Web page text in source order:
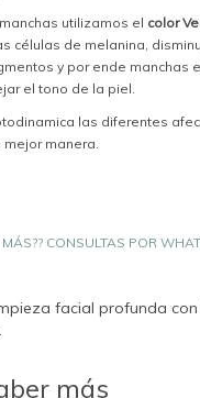
utilizamos el color
células de melanina,
y por ende manchas
el tono de la piel.
las diferentes
manera.
CONSULTAS POR
facial profunda con
más